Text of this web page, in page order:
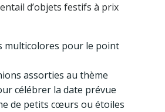
d’objets festifs à prix
multicolores pour le point
assorties au thème
célébrer la date prévue
de petits cœurs ou étoiles